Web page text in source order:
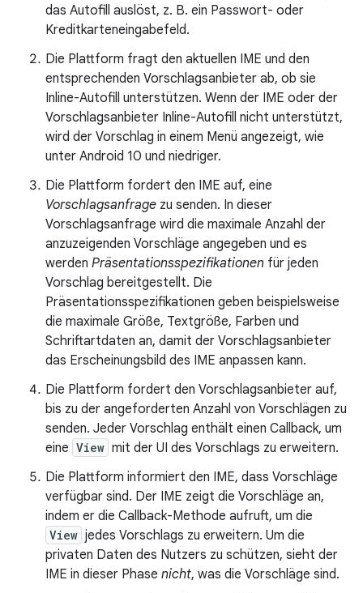
das Autofill auslöst, z. B. ein Passwort- oder
Kreditkarteneingabefeld.
Die Plattform fragt den aktuellen IME und den
entsprechenden Vorschlagsanbieter ab, ob sie
Inline-Autofill unterstützen. Wenn der IME oder der
Vorschlagsanbieter Inline-Autofill nicht unterstützt,
wird der Vorschlag in einem Menü angezeigt, wie
unter Android 10 und niedriger.
Die Plattform fordert den IME auf, eine
Vorschlagsanfrage zu senden. In dieser
Vorschlagsanfrage wird die maximale Anzahl der
anzuzeigenden Vorschläge angegeben und es
werden Präsentationsspezifikationen für jeden
Vorschlag bereitgestellt. Die
Präsentationsspezifikationen geben beispielsweise
die maximale Größe, Textgröße, Farben und
Schriftartdaten an, damit der Vorschlagsanbieter
das Erscheinungsbild des IME anpassen kann.
Die Plattform fordert den Vorschlagsanbieter auf,
bis zu der angeforderten Anzahl von Vorschlägen zu
senden. Jeder Vorschlag enthält einen Callback, um
eine View mit der UI des Vorschlags zu erweitern.
Die Plattform informiert den IME, dass Vorschläge
verfügbar sind. Der IME zeigt die Vorschläge an,
indem er die Callback-Methode aufruft, um die
View jedes Vorschlags zu erweitern. Um die
privaten Daten des Nutzers zu schützen, sieht der
IME in dieser Phase nicht, was die Vorschläge sind.